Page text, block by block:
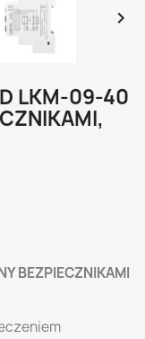

LKM-09-40
BEZPIECZNIKAMI